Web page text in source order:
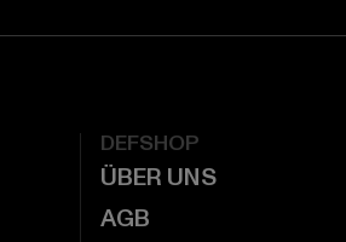
DEFSHOP
ÜBER UNS
AGB